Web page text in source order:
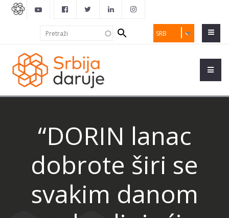
SRB
Search
form
“DORIN lanac
dobrote širi se
svakim danom